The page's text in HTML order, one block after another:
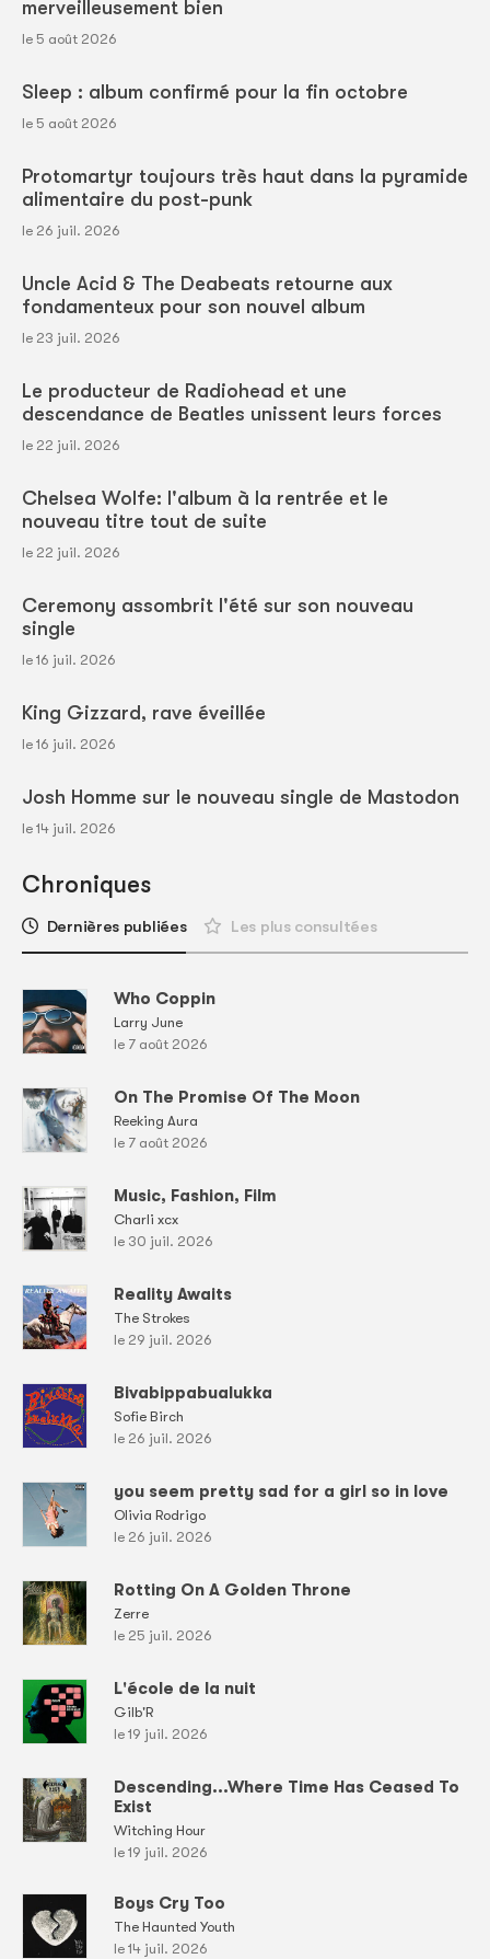
merveilleusement bien
le 5 août 2026
Sleep : album confirmé pour la fin octobre
le 5 août 2026
Protomartyr toujours très haut dans la pyramide
alimentaire du post-punk
le 26 juil. 2026
Uncle Acid & The Deabeats retourne aux
fondamenteux pour son nouvel album
le 23 juil. 2026
Le producteur de Radiohead et une
descendance de Beatles unissent leurs forces
le 22 juil. 2026
Chelsea Wolfe: l'album à la rentrée et le
nouveau titre tout de suite
le 22 juil. 2026
Ceremony assombrit l'été sur son nouveau
single
le 16 juil. 2026
King Gizzard, rave éveillée
le 16 juil. 2026
Josh Homme sur le nouveau single de Mastodon
le 14 juil. 2026
Chroniques
Dernières publiées Les plus consultées
Who Coppin
Larry June
le 7 août 2026
On The Promise Of The Moon
Reeking Aura
le 7 août 2026
Music, Fashion, Film
Charli xcx
le 30 juil. 2026
Reality Awaits
The Strokes
le 29 juil. 2026
Bivabippabualukka
Sofie Birch
le 26 juil. 2026
you seem pretty sad for a girl so in love
Olivia Rodrigo
le 26 juil. 2026
Rotting On A Golden Throne
Zerre
le 25 juil. 2026
L'école de la nuit
Gilb'R
le 19 juil. 2026
Descending...Where Time Has Ceased To
Exist
Witching Hour
le 19 juil. 2026
Boys Cry Too
The Haunted Youth
le 14 juil. 2026